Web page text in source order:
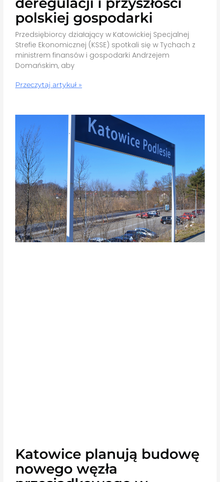
polskiej gospodarki
Przedsiębiorcy działający w Katowickiej Specjalnej
Strefie Ekonomicznej (KSSE) spotkali się w Tychach z
ministrem finansów i gospodarki Andrzejem
Domańskim, aby
Przeczytaj artykuł »
Katowice planują budowę
nowego węzła